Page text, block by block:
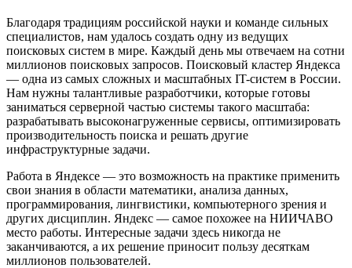
Благодаря традициям российской науки и команде сильных
специалистов, нам удалось создать одну из ведущих
поисковых систем в мире. Каждый день мы отвечаем на сотни
миллионов поисковых запросов. Поисковый кластер Яндекса
— одна из самых сложных и масштабных IT-систем в России.
Нам нужны талантливые разработчики, которые готовы
заниматься серверной частью системы такого масштаба:
разрабатывать высоконагруженные сервисы, оптимизировать
производительность поиска и решать другие
инфраструктурные задачи.
Работа в Яндексе — это возможность на практике применить
свои знания в области математики, анализа данных,
программирования, лингвистики, компьютерного зрения и
других дисциплин. Яндекс — самое похожее на НИИЧАВО
место работы. Интересные задачи здесь никогда не
заканчиваются, а их решение приносит пользу десяткам
миллионов пользователей.